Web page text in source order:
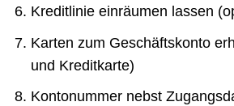
Kreditlinie einräumen lassen
Karten zum Geschäftskonto
und Kreditkarte)
Kontonummer nebst